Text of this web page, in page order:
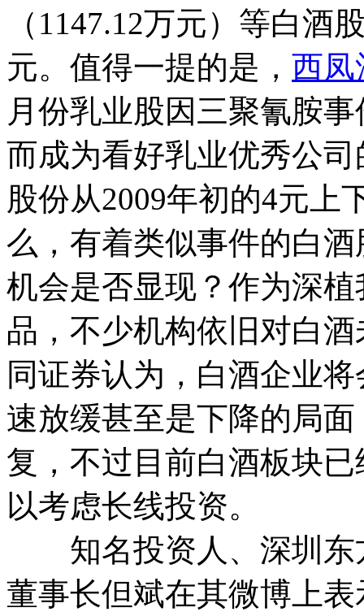
（1147.12万元）等白酒
元。值得一提的是， 西凤
月份乳业股因三聚氰胺
而成为看好乳业优秀公
股份从2009年初的4元上
么，有着类似事件的白
机会是否显现？作为深
品，不少机构依旧对白
同证券认为，白酒企业
速放缓甚至是下降的局
复，不过目前白酒板块
以考虑长线投资。
知名投资人、深圳东
董事长但斌在其微博上